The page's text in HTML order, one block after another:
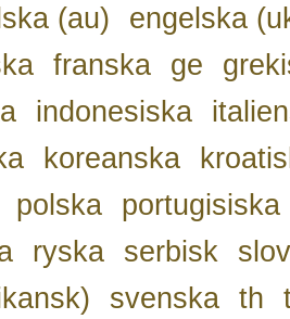
(au)
engelska
franska ge
indonesiska
koreanska
polska
portugisiska
ryska serbisk
svenska th